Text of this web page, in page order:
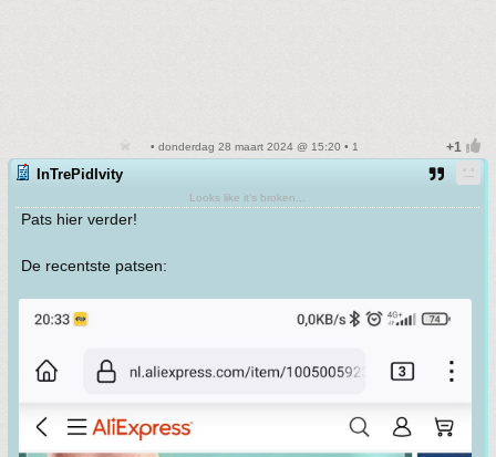
• donderdag 28 maart 2024 @ 15:20 • 1
InTrePidIvity
Looks like it's broken...
Pats hier verder!
De recentste patsen: